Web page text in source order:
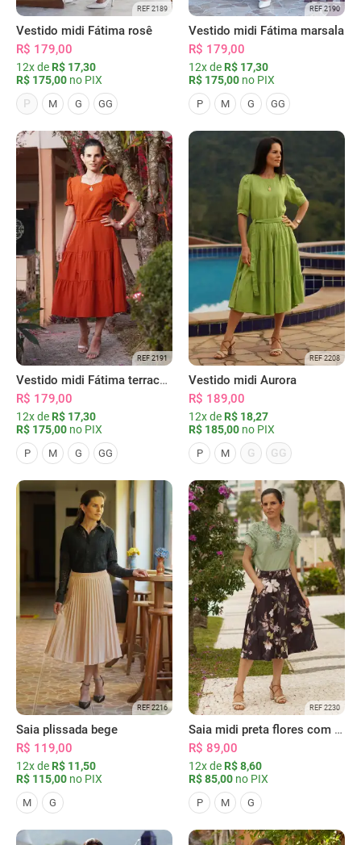
REF 2189
Vestido midi Fátima rosê
R$ 179,00
12x de R$ 17,30
R$ 175,00 no PIX
P
M G GG
REF 2190
Vestido midi Fátima marsala
R$ 179,00
12x de R$ 17,30
R$ 175,00 no PIX
P M G GG
REF 2191
Vestido midi Fátima terracota
R$ 179,00
12x de R$ 17,30
R$ 175,00 no PIX
P M G GG
REF 2208
Vestido midi Aurora
R$ 189,00
12x de R$ 18,27
R$ 185,00 no PIX
P M G GG
REF 2216
Saia plissada bege
R$ 119,00
12x de R$ 11,50
R$ 115,00 no PIX
M G
REF 2230
Saia midi preta flores com bolsos
R$ 89,00
12x de R$ 8,60
R$ 85,00 no PIX
P M G